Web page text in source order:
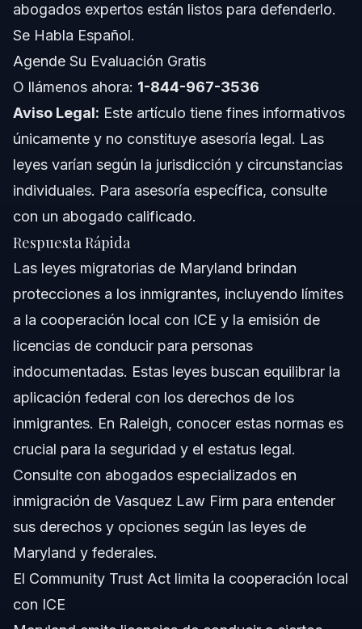
Preguntas Frecuentes
¿Es Maryland un estado amigable con los inmigrantes?
legalmente en Maryland?
¿Qué es el Community Trust Act de Maryland?
¿Maryland emite licencias de conducir a inmigrantes
indocumentados?
¿Puede ICE pedir identificación legalmente en
Maryland?
¿Qué nuevas leyes afectan a los titulares de Green
Card en Maryland?
¿Cómo puede ayudar Casa Immigration Maryland a los
¿Qué deben saber los inmigrantes en Raleigh sobre la
aplicación de ICE en Maryland?
Fuentes y Referencias
abogados expertos están listos para defenderlo.
Se Habla Español.
Agende Su Evaluación Gratis
O llámenos ahora: 1-844-967-3536
Aviso Legal: Este artículo tiene fines informativos
únicamente y no constituye asesoría legal. Las
leyes varían según la jurisdicción y circunstancias
individuales. Para asesoría específica, consulte
con un abogado calificado.
Respuesta Rápida
Las leyes migratorias de Maryland brindan
protecciones a los inmigrantes, incluyendo límites
a la cooperación local con ICE y la emisión de
licencias de conducir para personas
indocumentadas. Estas leyes buscan equilibrar la
aplicación federal con los derechos de los
inmigrantes. En Raleigh, conocer estas normas es
crucial para la seguridad y el estatus legal.
Consulte con abogados especializados en
inmigración de Vasquez Law Firm para entender
sus derechos y opciones según las leyes de
Maryland y federales.
El Community Trust Act limita la cooperación local
con ICE